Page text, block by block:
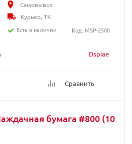
Dspiae
Сравнить
Самовывоз
Курьер, ТК
Есть в наличии
Код: MSP-2500
бумага #800 (10